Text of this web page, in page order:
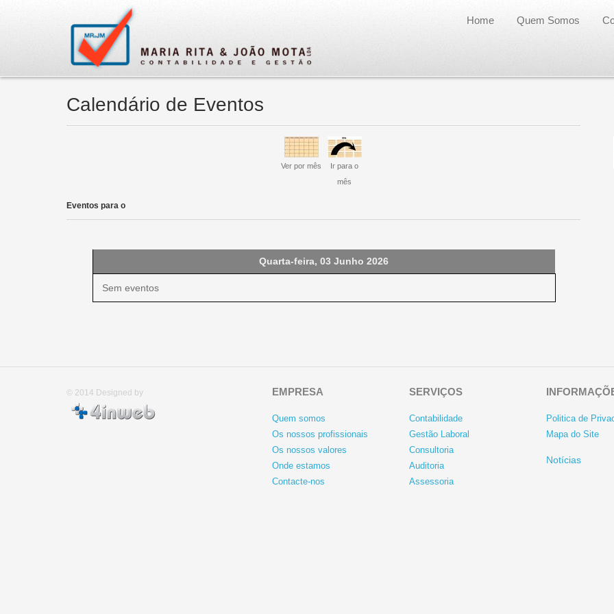
Home Quem Somos
Calendário de Eventos
Ver por mês
Ir para o
mês
Eventos para o
Quarta-feira, 03 Junho 2026
Sem eventos
© 2014 Designed by EMPRESA
Quem somos
Os nossos profissionais
Os nossos valores
Onde estamos
Contacte-nos
SERVIÇOS
Contabilidade
Gestão Laboral
Consultoria
Auditoria
Assessoria
Politica de
Mapa do Site
Notícias